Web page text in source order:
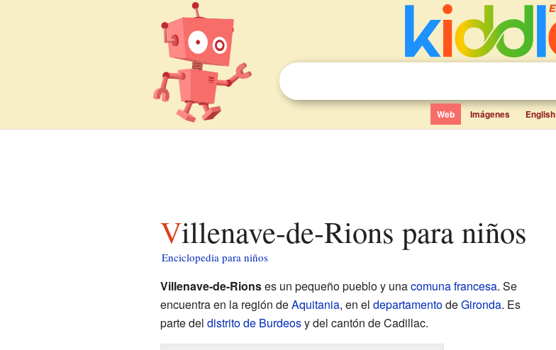
Web Imágenes English
Villenave-de-Rions para niños
Enciclopedia para niños
Villenave-de-Rionses un pequeño pueblo y unacomuna francesa. Se
encuentra en la región deAquitania, en el departamentodeGironda. Es
parte del distrito de Burdeosy del cantón de Cadillac.